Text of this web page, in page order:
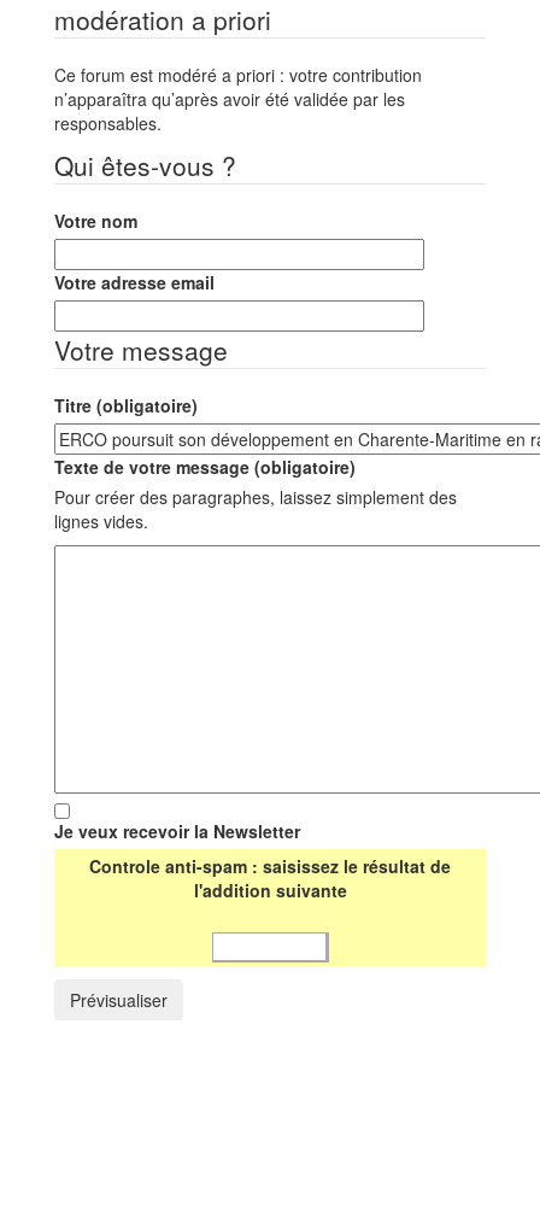
modération a priori
Ce forum est modéré a priori : votre contribution
n’apparaîtra qu’après avoir été validée par les
responsables.
Qui êtes-vous ?
Votre nom
Votre adresse email
Votre message
Titre (obligatoire)
Texte de votre message (obligatoire)
Pour créer des paragraphes, laissez simplement des
lignes vides.
Je veux recevoir la Newsletter
Controle anti-spam : saisissez le résultat de
l'addition suivante